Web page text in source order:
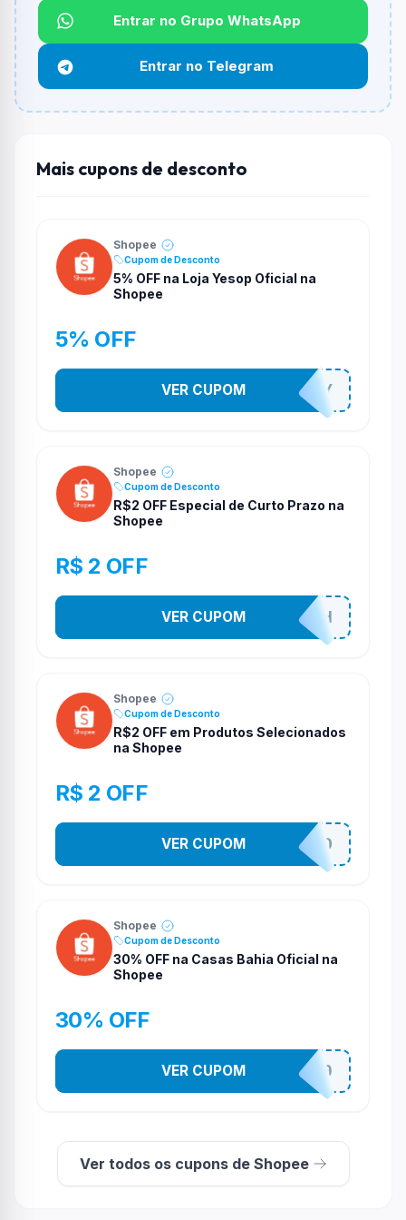
Funciona em qualquer produto?
Não necessariamente. Depende de itens participantes
e alguns vendedores ou produtos especificos podem
não aceitar cupons.
Entrar no Grupo WhatsApp
Entrar no Telegram
Mais cupons de desconto
Shopee
Cupom de Desconto
5% OFF na Loja Yesop Oficial na
Shopee
5% OFF
YESO274Y
VER CUPOM
Shopee
Cupom de Desconto
R$2 OFF Especial de Curto Prazo na
Shopee
R$ 2 OFF
VNOXHEDSH
VER CUPOM
Shopee
Cupom de Desconto
R$2 OFF em Produtos Selecionados
na Shopee
R$ 2 OFF
VNOXVHJFD
VER CUPOM
Shopee
Cupom de Desconto
30% OFF na Casas Bahia Oficial na
Shopee
30% OFF
CASATEL30
VER CUPOM
Ver todos os cupons de Shopee